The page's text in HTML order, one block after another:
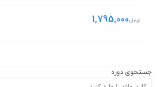
تومان1,795,000
جستحوی دوره